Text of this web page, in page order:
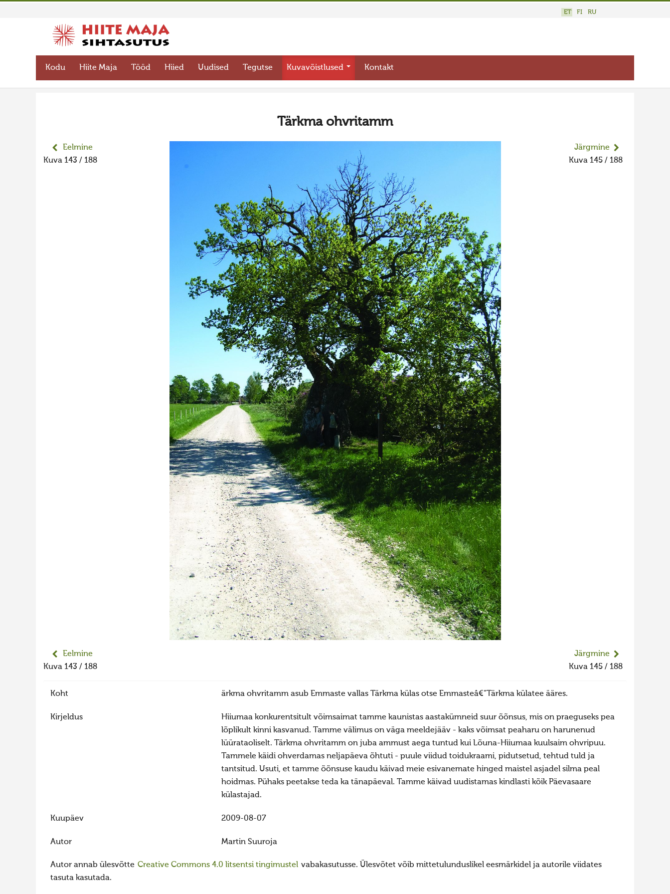
ET FI RU
Kodu Hiite Maja Tööd Hiied Uudised Tegutse Kuvavõistlused Kontakt
Tärkma ohvritamm
Eelmine
Kuva 143 / 188
Järgmine
Kuva 145 / 188
Eelmine
Kuva 143 / 188
Järgmine
Kuva 145 / 188
Koht ärkma ohvritamm asub Emmaste vallas Tärkma külas otse Emmasteâ€“Tärkma külatee ääres.
Kirjeldus
Hiiumaa konkurentsitult võimsaimat tamme kaunistas aastakümneid suur õõnsus, mis on praeguseks pea
lõplikult kinni kasvanud. Tamme välimus on väga meeldejääv - kaks võimsat peaharu on harunenud
lüürataoliselt. Tärkma ohvritamm on juba ammust aega tuntud kui Lõuna-Hiiumaa kuulsaim ohvripuu.
Tammele käidi ohverdamas neljapäeva õhtuti - puule viidud toidukraami, pidutsetud, tehtud tuld ja
tantsitud. Usuti, et tamme õõnsuse kaudu käivad meie esivanemate hinged maistel asjadel silma peal
hoidmas. Pühaks peetakse teda ka tänapäeval. Tamme käivad uudistamas kindlasti kõik Päevasaare
külastajad.
Kuupäev 2009-08-07
Autor Martin Suuroja
Autor annab ülesvõtte Creative Commons 4.0 litsentsi tingimustel vabakasutusse. Ülesvõtet võib mittetulunduslikel eesmärkidel ja autorile viidates
tasuta kasutada.